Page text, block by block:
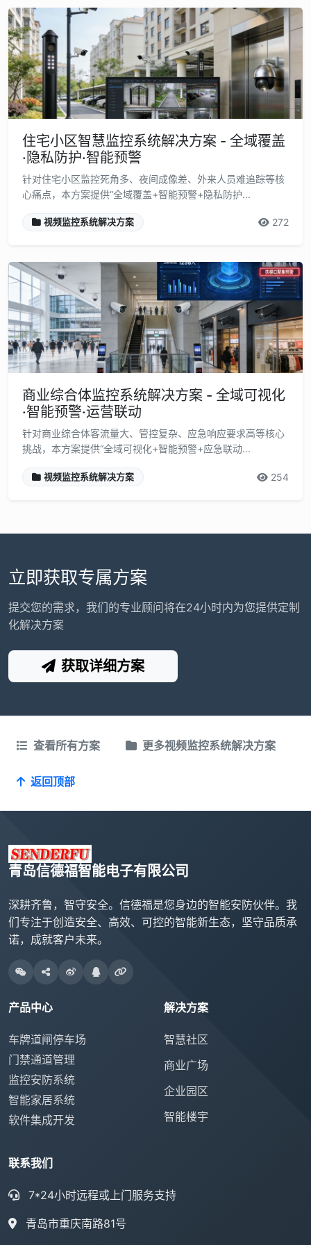
住宅小区智慧监控系统解决方案 - 全域覆盖
·隐私防护·智能预警
针对住宅小区监控死角多、夜间成像差、外来人员难追踪等核
心痛点，本方案提供“全域覆盖+智能预警+隐私防护...
视频监控系统解决方案 272
商业综合体监控系统解决方案 - 全域可视化
·智能预警·运营联动
针对商业综合体客流量大、管控复杂、应急响应要求高等核心
挑战，本方案提供“全域可视化+智能预警+应急联动...
视频监控系统解决方案 254
立即获取专属方案
提交您的需求，我们的专业顾问将在24小时内为您提供定制
化解决方案
获取详细方案
查看所有方案 更多视频监控系统解决方案
返回顶部
青岛信德福智能电子有限公司
深耕齐鲁，智守安全。信德福是您身边的智能安防伙伴。我
们专注于创造安全、高效、可控的智能新生态，坚守品质承
诺，成就客户未来。
产品中心
车牌道闸停车场
门禁通道管理
监控安防系统
智能家居系统
软件集成开发
解决方案
智慧社区
商业广场
企业园区
智能楼宇
联系我们
7*24小时远程或上门服务支持
青岛市重庆南路81号